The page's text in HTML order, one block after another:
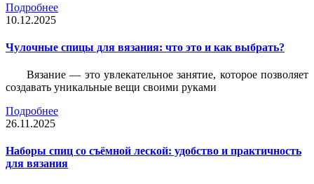
Подробнее
10.12.2025
Чулочные спицы для вязания: что это и как выбрать?
Вязание — это увлекательное занятие, которое позволяет
создавать уникальные вещи своими руками
Подробнее
26.11.2025
Наборы спиц со съёмной леской: удобство и практичность
для вязания